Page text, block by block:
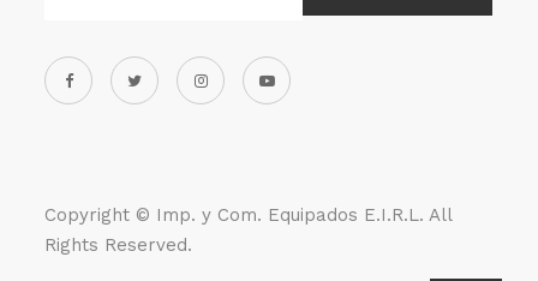
Copyright © Imp. y Com. Equipados E.I.R.L. All
Rights Reserved.